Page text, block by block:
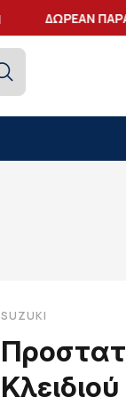
ΔΩΡΕΑΝ
SUZUKI